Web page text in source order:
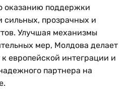
оказанию поддержки
сильных, прозрачных и
Улучшая механизмы
мер, Молдова делает
европейской интеграции и
партнера на